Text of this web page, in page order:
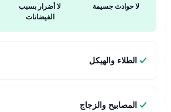
لا حوادث جسيمة
لا أضرار بسبب
الفيضانات
الطلاء والهيكل
المصابيح والزجاج